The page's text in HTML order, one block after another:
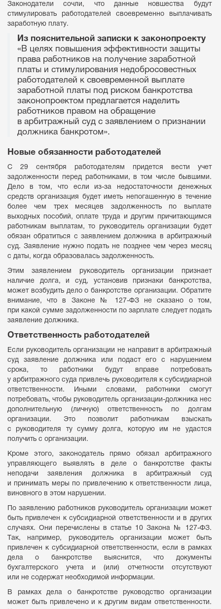
Законодатели сочли, что данные новшества будут
стимулировать работодателей своевременно выплачивать
заработную плату.
Из пояснительной записки к законопроекту
«В целях повышения эффективности защиты
права работников на получение заработной
платы и стимулирования недобросовестных
работодателей к своевременной выплате
заработной платы под риском банкротства
законопроектом предлагается наделить
работников правом на обращение
в арбитражный суд с заявлением о признании
должника банкротом».
Новые обязанности работодателей
С 29 сентября работодателям придется вести учет
задолженности перед работниками, в том числе бывшими.
Дело в том, что если из-за недостаточности денежных
средств организация будет иметь непогашенную в течение
более чем трех месяцев задолженность по выплате
выходных пособий, оплате труда и другим причитающимся
работникам выплатам, то руководитель организации будет
обязан обратиться с заявлением должника в арбитражный
суд. Заявление нужно подать не позднее чем через месяц
с даты, когда образовалась задолженность.
Этим заявлением руководитель организации признает
наличие долга, и суд, установив признаки банкротства,
может возбудить дело о банкротстве организации. Обратите
внимание, что в Законе № 127-ФЗ не сказано о том,
при какой сумме задолженности по зарплате следует подать
заявление должника.
Ответственность работодателей
Если руководитель организации не направит в арбитражный
суд заявление должника или подаст его с нарушением
срока, то работники будут вправе потребовать
у арбитражного суда привлечь руководителя к субсидиарной
ответственности. Иными словами, работники смогут
потребовать, чтобы руководитель организации-должника нес
дополнительную (личную) ответственность по долгам
организации. Это позволит работникам взыскать
с руководителя ту сумму долга, которую им не удастся
получить с организации.
Кроме этого, законодатель прямо обязал арбитражного
управляющего выявлять в деле о банкротстве факты
неподачи заявления должника в арбитражный суд
и принимать меры по привлечению к ответственности лица,
виновного в этом нарушении.
По заявлению работников руководитель организации может
быть привлечен к субсидиарной ответственности и в других
случаях. Они перечислены в статье 10 Закона № 127-ФЗ.
Так, например, руководитель организации может быть
привлечен к субсидиарной ответственности, если в рамках
дела о банкротстве выяснится, что документы
бухгалтерского учета и (или) отчетности отсутствуют
или не содержат необходимой информации.
В рамках дела о банкротстве руководство организации
может быть привлечено и к другим видам ответственности.